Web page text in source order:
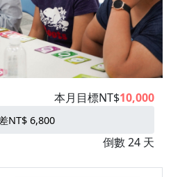
本月目標NT$10,000
NT$ 6,800
倒數 24 天